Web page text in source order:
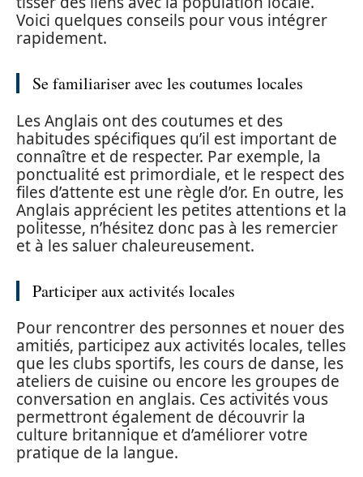
Voici quelques conseils pour vous intégrer
rapidement.
Se familiariser avec les coutumes locales
Les Anglais ont des coutumes et des
habitudes spécifiques qu’il est important de
connaître et de respecter. Par exemple, la
ponctualité est primordiale, et le respect des
files d’attente est une règle d’or. En outre, les
Anglais apprécient les petites attentions et la
politesse, n’hésitez donc pas à les remercier
et à les saluer chaleureusement.
Participer aux activités locales
Pour rencontrer des personnes et nouer des
amitiés, participez aux activités locales, telles
que les clubs sportifs, les cours de danse, les
ateliers de cuisine ou encore les groupes de
conversation en anglais. Ces activités vous
permettront également de découvrir la
culture britannique et d’améliorer votre
pratique de la langue.